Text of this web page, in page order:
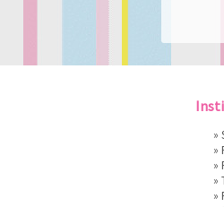
»
»
»
»
»